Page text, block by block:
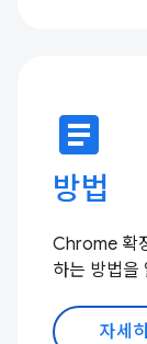
article
방법
Chrome 확
하는 방법을
자세